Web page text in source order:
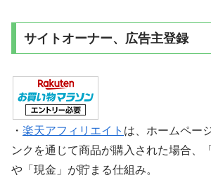
サイトオーナー、広告主登録
・ 楽天アフィリエイト は、ホームペー
ンクを通じて商品が購入された場合、
や「現金」が貯まる仕組み。